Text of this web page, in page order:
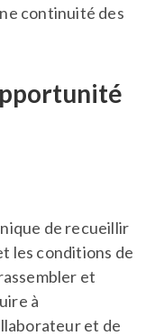
continuité des
de recueillir
les conditions de
et
à
et de